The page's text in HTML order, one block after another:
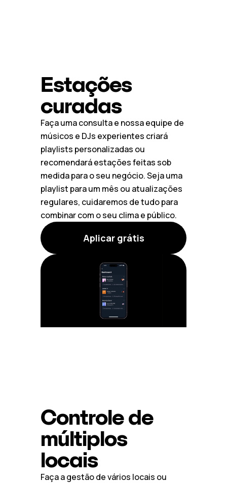
Estações
curadas
Faça uma consulta e nossa equipe de
músicos e DJs experientes criará
playlists personalizadas ou
recomendará estações feitas sob
medida para o seu negócio. Seja uma
playlist para um mês ou atualizações
regulares, cuidaremos de tudo para
combinar com o seu clima e público.
Aplicar grátis
Controle de
múltiplos
locais
Faça a gestão de vários locais ou